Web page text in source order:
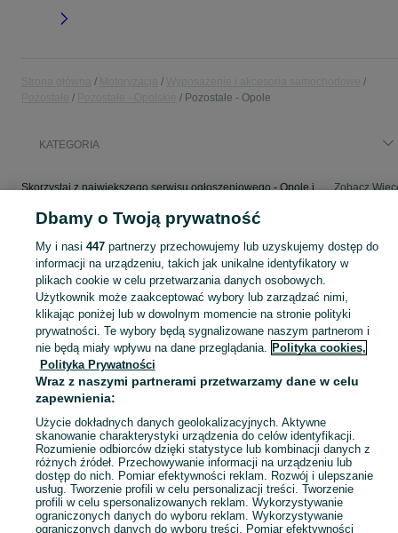
Pozostałe - Opole
KATEGORIA
Skorzystaj z największego serwisu ogłoszeniowego - Opole i okolice! - kupuj lub sprzedawaj jeszcze wygodniej w kategorii Pozostałe! Zobacz
Mapa kategorii
Mapa miejscowości
Mapa ministron
Popularne wyszukiwania
Dbamy o Twoją prywatność
My i nasi 447partnerzy przechowujemy lub uzyskujemy dostęp do
informacji na urządzeniu, takich jak unikalne identyfikatory w
plikach cookie w celu przetwarzania danych osobowych.
Użytkownik może zaakceptować wybory lub zarządzać nimi,
klikając poniżej lub w dowolnym momencie na stronie polityki
prywatności. Te wybory będą sygnalizowane naszym partnerom i
nie będą miały wpływu na dane przeglądania. Polityka cookies,
Polityka Prywatności
Wraz z naszymi partnerami przetwarzamy dane w celu
zapewnienia:
Użycie dokładnych danych geolokalizacyjnych. Aktywne
skanowanie charakterystyki urządzenia do celów identyfikacji.
Rozumienie odbiorców dzięki statystyce lub kombinacji danych z
różnych źródeł. Przechowywanie informacji na urządzeniu lub
dostęp do nich. Pomiar efektywności reklam. Rozwój i ulepszanie
usług. Tworzenie profili w celu personalizacji treści. Tworzenie
profili w celu spersonalizowanych reklam. Wykorzystywanie
ograniczonych danych do wyboru reklam. Wykorzystywanie
ograniczonych danych do wyboru treści. Pomiar efektywności